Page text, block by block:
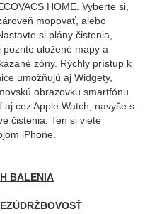
HOME. Vyberte si,
mopovať, alebo
si plány čistenia,
uložené mapy a
zóny. Rýchly prístup k
umožňujú aj Widgety,
obrazovku smartfónu.
cez Apple Watch, navyše s
čistenia. Ten si viete
iPhone.
BALENIA